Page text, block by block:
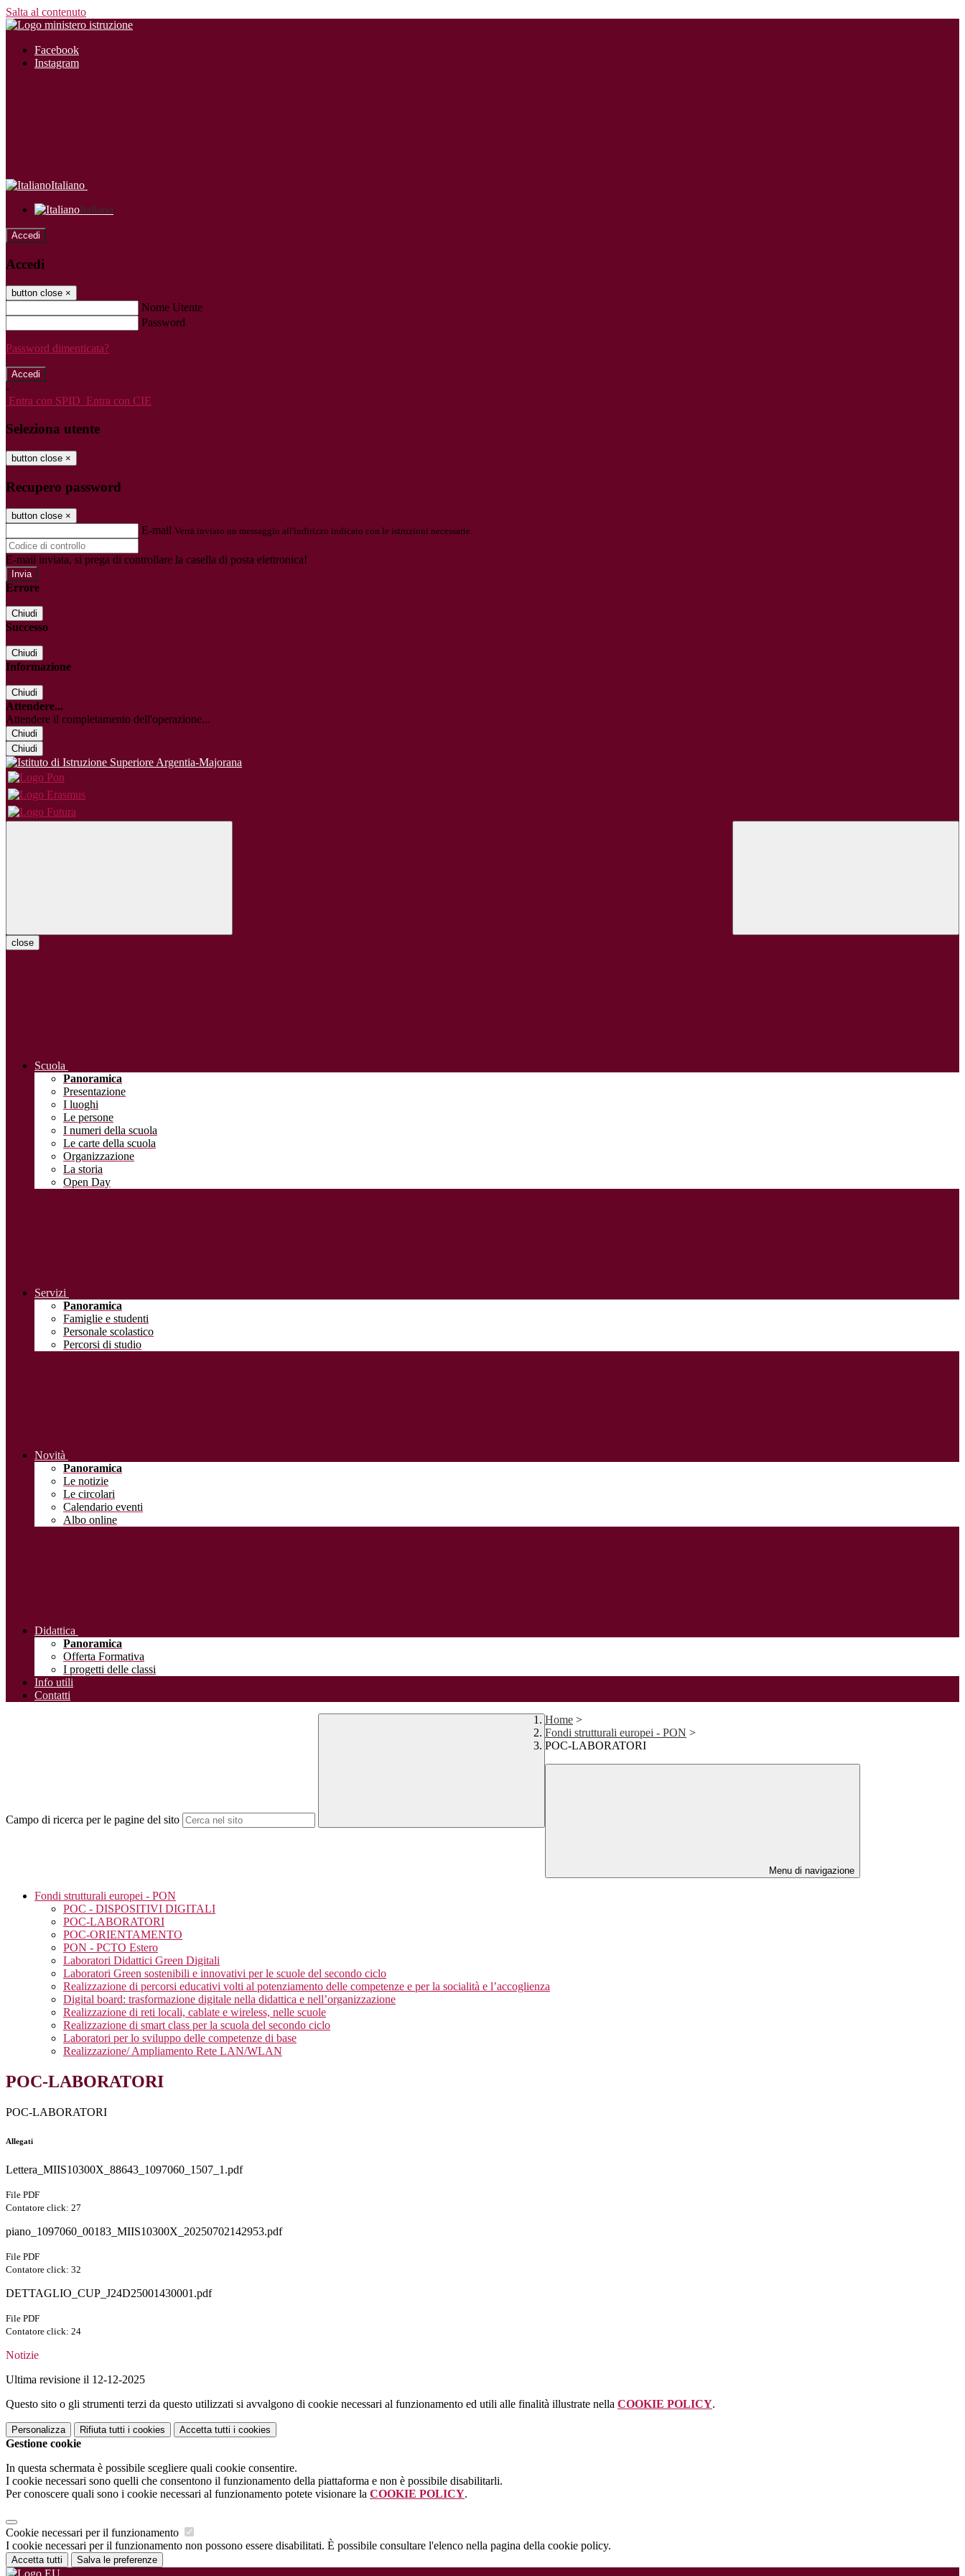
Salta al contenuto
Facebook
Instagram
Italiano
Italiano
Accedi
Accedi
button close ×
Nome Utente
Password
Password dimenticata?
-
Entra con SPID Entra con CIE
Seleziona utente
button close ×
Recupero password
button close ×
E-mail Verrà inviato un messaggio all'indirizzo indicato con le istruzioni necessarie.
E-mail inviata, si prega di controllare la casella di posta elettronica!
Errore
Chiudi
Successo
Chiudi
Informazione
Chiudi
Attendere...
Attendere il completamento dell'operazione...
Chiudi
Chiudi
close
Scuola
Panoramica
Presentazione
I luoghi
Le persone
I numeri della scuola
Le carte della scuola
Organizzazione
La storia
Open Day
Servizi
Panoramica
Famiglie e studenti
Personale scolastico
Percorsi di studio
Novità
Panoramica
Le notizie
Le circolari
Calendario eventi
Albo online
Didattica
Panoramica
Offerta Formativa
I progetti delle classi
Info utili
Contatti
Campo di ricerca per le pagine del sito
Home >
Fondi strutturali europei - PON >
POC-LABORATORI
Menu di navigazione
Fondi strutturali europei - PON
POC - DISPOSITIVI DIGITALI
POC-LABORATORI
POC-ORIENTAMENTO
PON - PCTO Estero
Laboratori Didattici Green Digitali
Laboratori Green sostenibili e innovativi per le scuole del secondo ciclo
Realizzazione di percorsi educativi volti al potenziamento delle competenze e per la socialità e l’accoglienza
Digital board: trasformazione digitale nella didattica e nell’organizzazione
Realizzazione di reti locali, cablate e wireless, nelle scuole
Realizzazione di smart class per la scuola del secondo ciclo
Laboratori per lo sviluppo delle competenze di base
Realizzazione/ Ampliamento Rete LAN/WLAN
POC-LABORATORI
POC-LABORATORI
Allegati
Lettera_MIIS10300X_88643_1097060_1507_1.pdf
File PDF
Contatore click: 27
piano_1097060_00183_MIIS10300X_20250702142953.pdf
File PDF
Contatore click: 32
DETTAGLIO_CUP_J24D25001430001.pdf
File PDF
Contatore click: 24
Notizie
Ultima revisione il 12-12-2025
Questo sito o gli strumenti terzi da questo utilizzati si avvalgono di cookie necessari al funzionamento ed utili alle finalità illustrate nella COOKIE POLICY.
Personalizza Rifiuta tutti i cookies Accetta tutti i cookies
Gestione cookie
In questa schermata è possibile scegliere quali cookie consentire.
I cookie necessari sono quelli che consentono il funzionamento della piattaforma e non è possibile disabilitarli.
Per conoscere quali sono i cookie necessari al funzionamento potete visionare la COOKIE POLICY.
Cookie necessari per il funzionamento
I cookie necessari per il funzionamento non possono essere disabilitati. È possibile consultare l'elenco nella pagina della cookie policy.
Accetta tutti Salva le preferenze